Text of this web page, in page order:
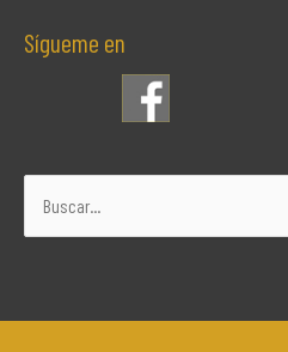
Sígueme en
Buscar
por: